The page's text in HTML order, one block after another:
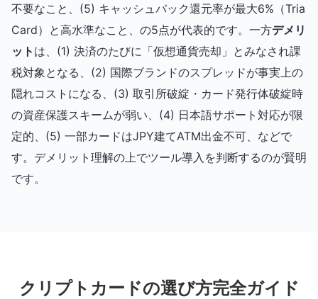
不要なこと、(5) キャッシュバック還元率が最大6%（Tria
Card）と高水準なこと、の5点が代表的です。一方デメリ
ット は、(1) 決済のたびに「仮想通貨売却」とみなされ課
税対象となる、(2) 国際ブランドのスプレッドが事実上の
隠れコストになる、(3) 取引所破綻・カード発行体破綻時
の資産保護スキームが弱い、(4) 日本語サポート対応が限
定的、(5) 一部カードはJPY建てATM出金不可、などで
す。デメリット理解の上でツール導入を判断するのが賢明
です。
クリプトカードの選び方完全ガイド